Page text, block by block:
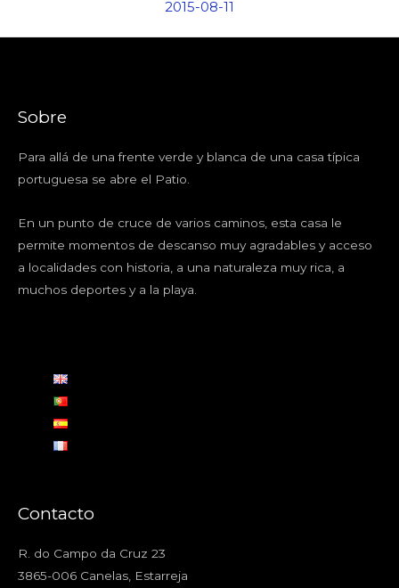
2015-08-11
Sobre
Para allá de una frente verde y blanca de una casa típica
portuguesa se abre el Patio.
En un punto de cruce de varios caminos, esta casa le
permite momentos de descanso muy agradables y acceso
a localidades con historia, a una naturaleza muy rica, a
muchos deportes y a la playa.
Contacto
R. do Campo da Cruz 23
3865-006 Canelas, Estarreja